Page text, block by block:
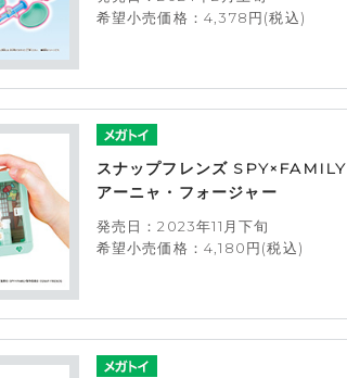
希望小売価格：4,378円(税込)
スナップフレンズ SPY×FAMILY
アーニャ・フォージャー
発売日：2023年11月下旬
希望小売価格：4,180円(税込)